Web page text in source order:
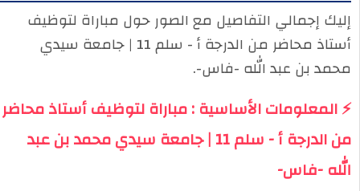
إليك إجمالي التفاصيل مع الصور حول مباراة لتوظيف
أستاذ محاضر من الدرجة أ - سلم 11 | جامعة سيدي
محمد بن عبد الله -فاس-.
⚡ المعلومات الأساسية : مباراة لتوظيف أستاذ محاضر
من الدرجة أ - سلم 11 | جامعة سيدي محمد بن عبد
الله -فاس-